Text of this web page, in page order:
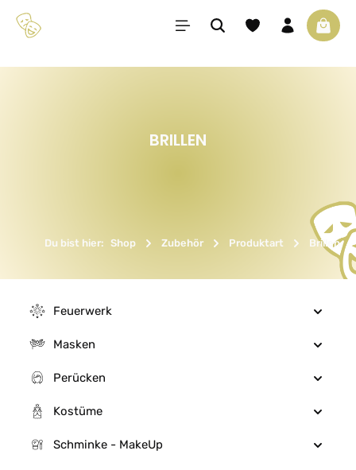
Zum Hauptinhalt springen Du hast 0 Produkte
BRILLEN
Du bist hier: Shop Zubehör Produktart Brillen
Feuerwerk
Masken
Perücken
Kostüme
Schminke - MakeUp